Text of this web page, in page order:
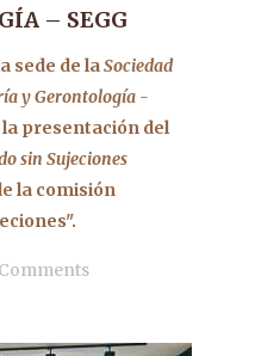
– SEGG
sede de laSociedad
y Gerontología -
la presentación del
sin Sujeciones
la comisión